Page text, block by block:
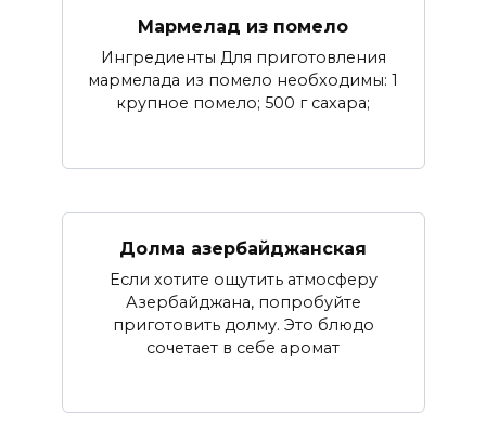
Мармелад из помело
Ингредиенты Для приготовления
мармелада из помело необходимы: 1
крупное помело; 500 г сахара;
Долма азербайджанская
Если хотите ощутить атмосферу
Азербайджана, попробуйте
приготовить долму. Это блюдо
сочетает в себе аромат